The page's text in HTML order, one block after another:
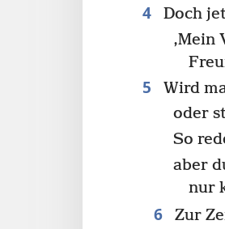
4
Doch
‚Mein
5
Wird
oder
So
aber
nur
6 Zur